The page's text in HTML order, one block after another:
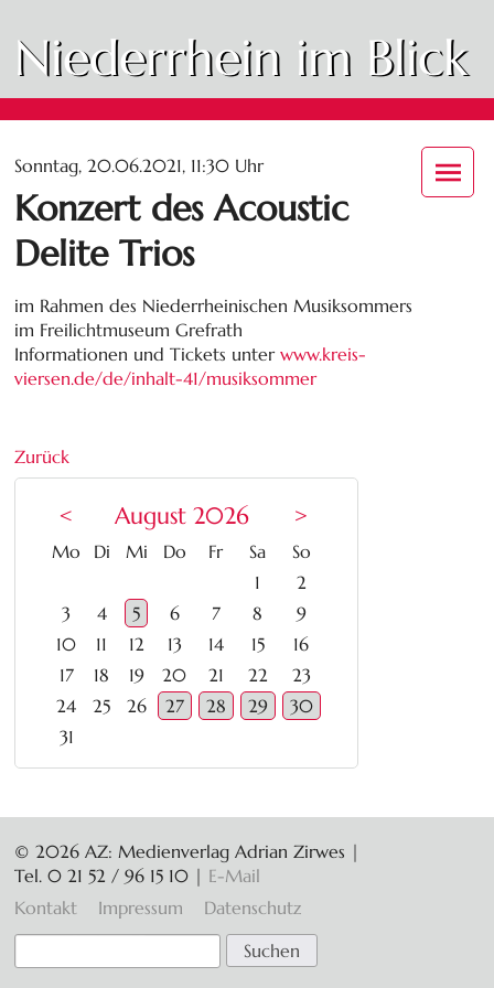
Niederrhein im Blick
Sonntag, 20.06.2021, 11:30 Uhr
Konzert des Acoustic
Delite Trios
im Rahmen des Niederrheinischen Musiksommers
im Freilichtmuseum Grefrath
Informationen und Tickets unterwww.kreis-
viersen.de/de/inhalt-41/musiksommer
Zurück
< August 2026 >
Mo ntag
Dienstag
Mittwoch
Donnerstag
Freitag
Samstag
Sonntag
1
2
3
4 5 6 7 8
9
10
11 12 13 14 15
16
17
18 19 20 21 22
23
24
25 26 27 28 29
30
31
© 2026 AZ: Medienverlag Adrian Zirwes |
Tel. 0 21 52 / 96 15 10 | E-Mail
Navigation
überspringen
Kontakt Impressum Datenschutz